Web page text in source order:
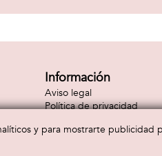
Información
Aviso legal
Política de privacidad
y para mostrarte